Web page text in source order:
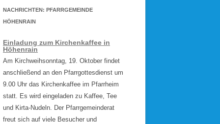
NACHRICHTEN: PFARRGEMEINDE
HÖHENRAIN
Einladung zum Kirchenkaffee in
Höhenrain
Am Kirchweihsonntag, 19. Oktober findet
anschließend an den Pfarrgottesdienst um
9.00 Uhr das Kirchenkaffee im Pfarrheim
statt. Es wird eingeladen zu Kaffee, Tee
und Kirta-Nudeln. Der Pfarrgemeinderat
freut sich auf viele Besucher und